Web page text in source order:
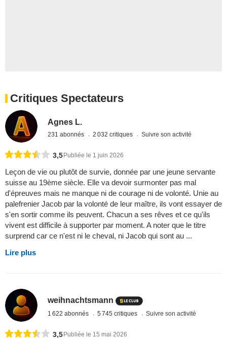
Critiques Spectateurs
Agnes L.
231 abonnés 2 032 critiques Suivre son activité
3,5 Publiée le 1 juin 2026
Leçon de vie ou plutôt de survie, donnée par une jeune servante
suisse au 19ème siècle. Elle va devoir surmonter pas mal
d'épreuves mais ne manque ni de courage ni de volonté. Unie au
palefrenier Jacob par la volonté de leur maître, ils vont essayer de
s'en sortir comme ils peuvent. Chacun a ses rêves et ce qu'ils
vivent est difficile à supporter par moment. A noter que le titre
surprend car ce n'est ni le cheval, ni Jacob qui sont au ...
Lire plus
weihnachtsmann
1 622 abonnés 5 745 critiques Suivre son activité
3,5Publiée le 15 mai 2026